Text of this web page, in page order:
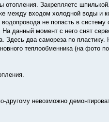
Закрепляетс шпилькой.
между входом холодной воды и
не попасть в систему
данный момент с него снят
Здесь два самореза по
теплообменника (на фото
другому невозможно